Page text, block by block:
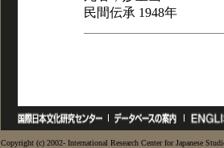
民間伝承 1948年
Copyright (c) 2002- International Research Center for Japanese